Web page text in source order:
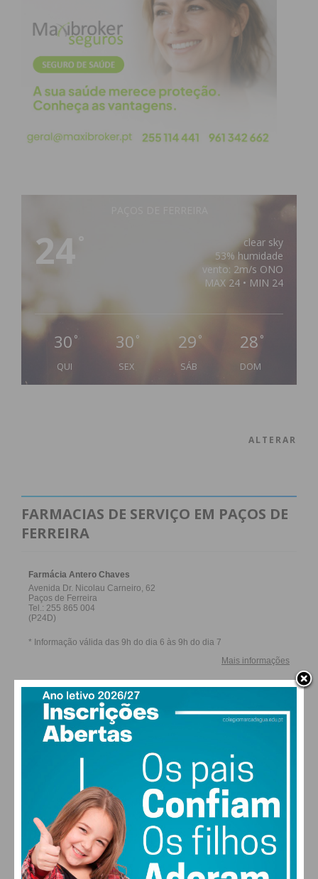
24
clear sky
53% humidade
vento: 2m/s ONO
MAX 24 • MIN 24
30 °
QUI
30 °
SEX
29 °
SÁB
28 °
DOM
ALTERAR
FARMACIAS DE SERVIÇO EM PAÇOS DE
FERREIRA
0
Followers Subscribers
0
Followers
578
Readers